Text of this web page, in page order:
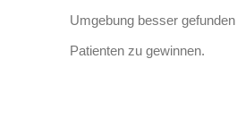
Umgebung besser
Patienten zu gewinnen.